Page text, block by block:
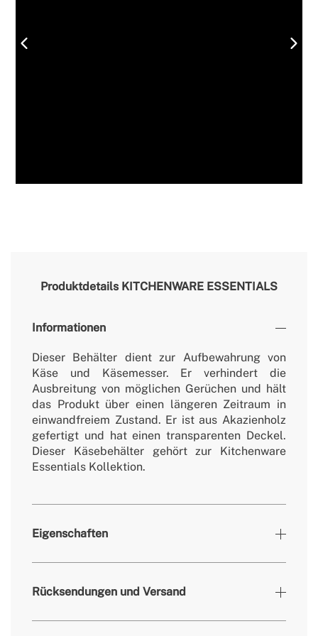
Produktdetails KITCHENWARE ESSENTIALS
Informationen
Dieser Behälter dient zur Aufbewahrung von
Käse und Käsemesser. Er verhindert die
Ausbreitung von möglichen Gerüchen und hält
das Produkt über einen längeren Zeitraum in
einwandfreiem Zustand. Er ist aus Akazienholz
gefertigt und hat einen transparenten Deckel.
Dieser Käsebehälter gehört zur Kitchenware
Essentials Kollektion.
Eigenschaften
» Masse 184x285 mm
Rücksendungen und Versand